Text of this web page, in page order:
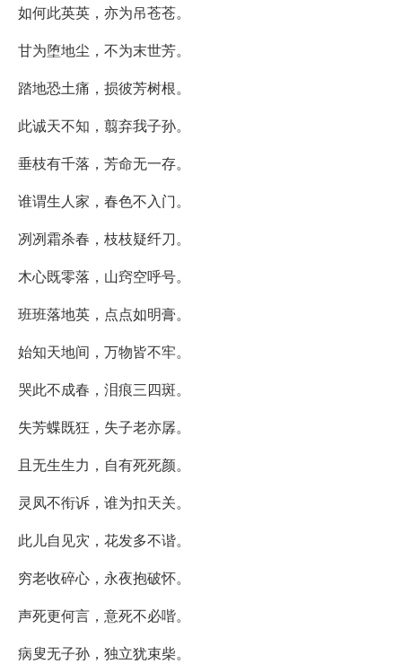
如何此英英，亦为吊苍苍。
甘为堕地尘，不为末世芳。
踏地恐土痛，损彼芳树根。
此诚天不知，翦弃我子孙。
垂枝有千落，芳命无一存。
谁谓生人家，春色不入门。
冽冽霜杀春，枝枝疑纤刀。
木心既零落，山窍空呼号。
班班落地英，点点如明膏。
始知天地间，万物皆不牢。
哭此不成春，泪痕三四斑。
失芳蝶既狂，失子老亦孱。
且无生生力，自有死死颜。
灵凤不衔诉，谁为扣天关。
此儿自见灾，花发多不谐。
穷老收碎心，永夜抱破怀。
声死更何言，意死不必喈。
病叟无子孙，独立犹束柴。